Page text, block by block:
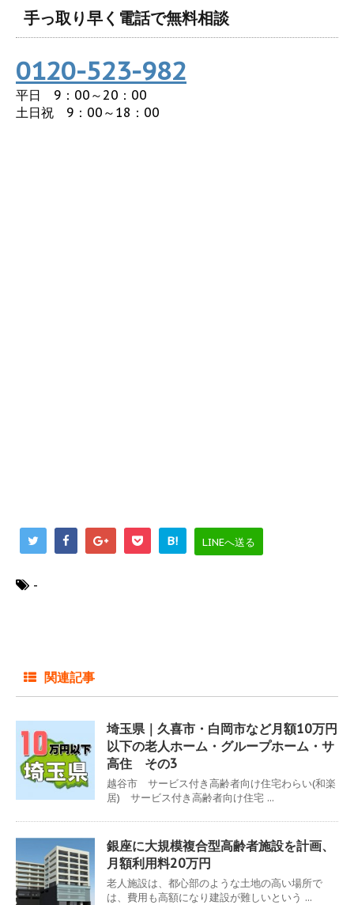
手っ取り早く電話で無料相談
0120-523-982
平日 9：00～20：00
土日祝 9：00～18：00
B! LINEへ送る
-
関連記事
埼玉県｜久喜市・白岡市など月額10万円
以下の老人ホーム・グループホーム・サ
高住 その3
越谷市 サービス付き高齢者向け住宅わらい(和楽
居) サービス付き高齢者向け住宅 ...
銀座に大規模複合型高齢者施設を計画、
月額利用料20万円
老人施設は、都心部のような土地の高い場所で
は、費用も高額になり建設が難しいという ...